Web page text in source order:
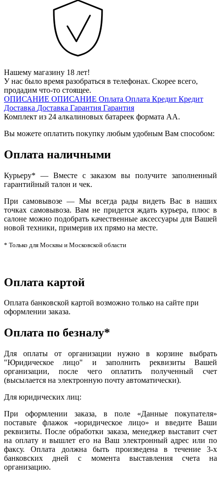
Нашему магазину 18 лет!
У нас было время разобраться в телефонах. Скорее всего,
продадим что-то стоящее.
ОПИСАНИЕ ОПИСАНИЕ Оплата Оплата Кредит Кредит
Доставка Доставка Гарантия Гарантия
Комплект из 24 алкалиновых батареек формата АА.
Вы можете оплатить покупку любым удобным Вам способом:
Оплата наличными
Курьеру* — Вместе с заказом вы получите заполненный
гарантийный талон и чек.
При самовывозе — Мы всегда рады видеть Вас в наших
точках самовывоза. Вам не придется ждать курьера, плюс в
салоне можно подобрать качественные аксессуары для Вашей
новой техники, примерив их прямо на месте.
* Только для Москвы и Московской области
Оплата картой
Оплата банковской картой возможно только на сайте при
оформлении заказа.
Оплата по безналу*
Для оплаты от организации нужно в корзине выбрать
"Юридическое лицо" и заполнить реквизиты Вашей
организации, после чего оплатить полученный счет
(высылается на электронную почту автоматически).
Для юридических лиц:
При оформлении заказа, в поле «Данные покупателя»
поставьте флажок «юридическое лицо» и введите Ваши
реквизиты. После обработки заказа, менеджер выставит счет
на оплату и вышлет его на Ваш электронный адрес или по
факсу. Оплата должна быть произведена в течение 3-х
банковских дней с момента выставления счета на
организацию.